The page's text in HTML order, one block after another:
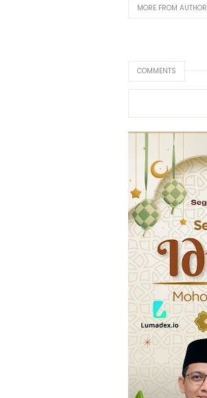
MORE FROM AUTHOR
COMMENTS